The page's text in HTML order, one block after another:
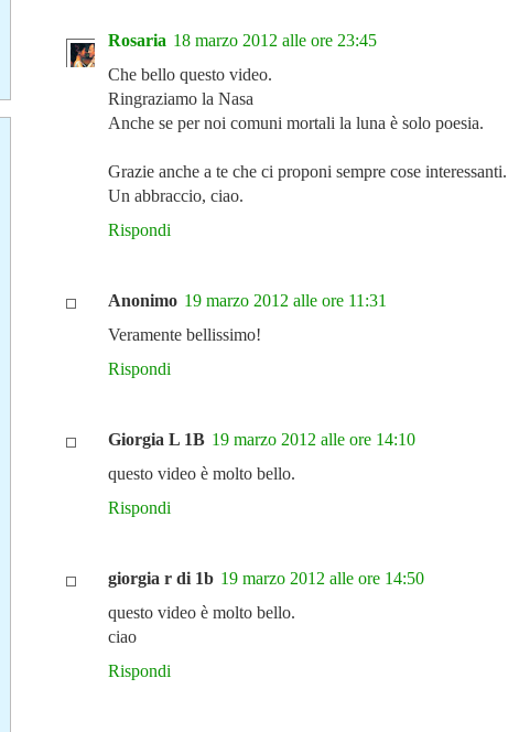
Rosaria 18 marzo 2012 alle ore 23:45
Che bello questo video.
Ringraziamo la Nasa
Anche se per noi comuni mortali la luna è solo poesia.
Grazie anche a te che ci proponi sempre cose interessanti.
Un abbraccio, ciao.
Rispondi
Anonimo 19 marzo 2012 alle ore 11:31
Veramente bellissimo!
Rispondi
Giorgia L 1B 19 marzo 2012 alle ore 14:10
questo video è molto bello.
Rispondi
giorgia r di 1b 19 marzo 2012 alle ore 14:50
questo video è molto bello.
ciao
Rispondi